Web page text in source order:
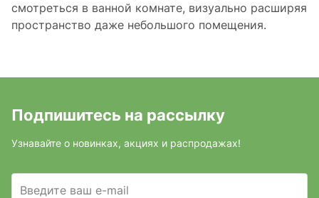
смотреться в ванной комнате, визуально расширяя
пространство даже небольшого помещения.
Подпишитесь на рассылку
Узнавайте о новинках, акциях и распродажах!
Введите ваш e-mail